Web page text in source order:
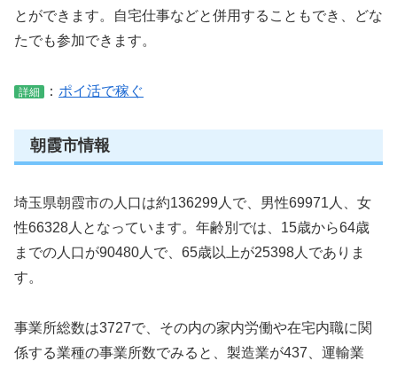
とができます。自宅仕事などと併用することもでき、どな
たでも参加できます。
詳細 ： ポイ活で稼ぐ
朝霞市情報
埼玉県朝霞市の人口は約136299人で、男性69971人、女
性66328人となっています。年齢別では、15歳から64歳
までの人口が90480人で、65歳以上が25398人でありま
す。
事業所総数は3727で、その内の家内労働や在宅内職に関
係する業種の事業所数でみると、製造業が437、運輸業